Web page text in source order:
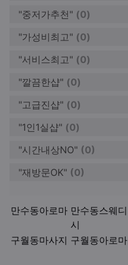
"중저가추천" (0)
"가성비최고" (0)
"서비스최고" (0)
"깔끔한샵" (0)
"고급진샵" (0)
"1인1실샵" (0)
"시간내상NO" (0)
"재방문OK" (0)
만수동아로마 만수동스웨디
시
구월동마사지 구월동아로마
키워드